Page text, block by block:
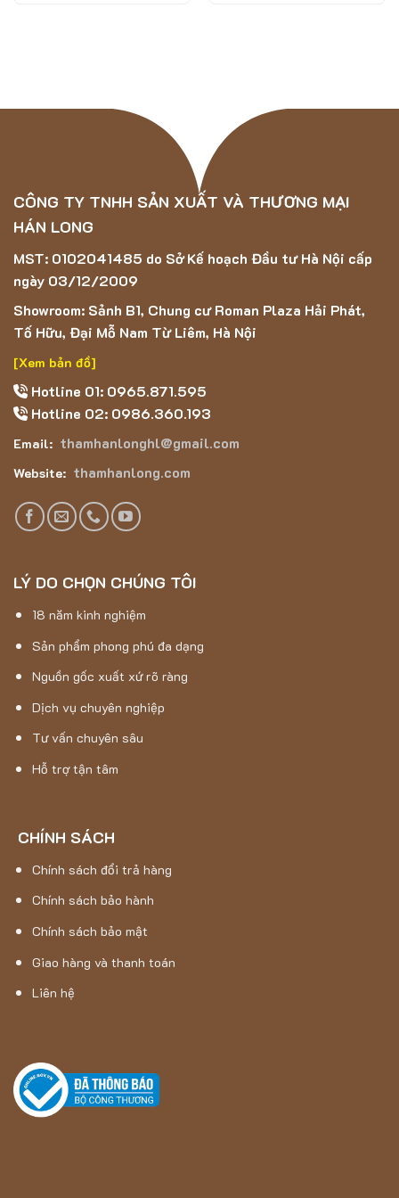
không bị lún xẹp nhanh dù sử dụng lâu dài.
Thảm sảnh Swing cao cấp 2026
Thông số kỹ thuật thảm sảnh Swing
Tên sản phẩm:Thảm sảnh Swing
Loại:Thảm sọc
Chất liệu:Sợi PP & sợi polyester
Lớp lót:PVC chống tia UV
Chiều cao sợi:7mm
Tổng chiều cao:
Tổng trọng lượng:
CÔNG TY TNHH SẢN XUẤT VÀ THƯƠNG MẠI
HÁN LONG
MST: 0102041485 do Sở Kế hoạch Đầu tư Hà Nội cấp
ngày 03/12/2009
Showroom: Sảnh B1, Chung cư Roman Plaza Hải Phát,
Tố Hữu, Đại Mỗ Nam Từ Liêm, Hà Nội
[Xem bản đồ]
Hotline 01: 0965.871.595
Hotline 02: 0986.360.193
Email: thamhanlonghl@gmail.com
Website: thamhanlong.com
LÝ DO CHỌN CHÚNG TÔI
18 năm kinh nghiệm
Sản phẩm phong phú đa dạng
Nguồn gốc xuất xứ rõ ràng
Dịch vụ chuyên nghiệp
Tư vấn chuyên sâu
Hỗ trợ tận tâm
CHÍNH SÁCH
Chính sách đổi trả hàng
Chính sách bảo hành
Chính sách bảo mật
Giao hàng và thanh toán
Liên hệ